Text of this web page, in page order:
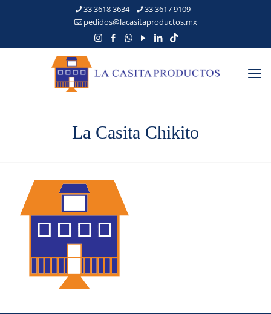
33 3618 3634
33 3617 9109
pedidos@lacasitaproductos.mx
La Casita Chikito